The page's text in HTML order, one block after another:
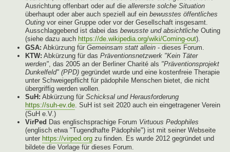
Ausrichtung offenbart oder auf die allererste solche Situation
überhaupt oder aber auch speziell auf ein bewusstes öffentliches
Outing vor einer Gruppe oder vor der Gesellschaft insgesamt.
Ausschlaggebend ist dabei das bewusste und absichtliche Outing
(siehe dazu auch https://de.wikipedia.org/wiki/Coming-out).
GSA: Abkürzung für Gemeinsam statt allein - dieses Forum.
KTW: Abkürzung für das Präventionsnetzwerk "Kein Täter
werden", das 2005 an der Berliner Charité als "Präventionsprojekt
Dunkelfeld" (PPD) gegründet wurde und eine kostenfreie Therapie
unter Schweigepflicht für pädophile Menschen bietet, die nicht
übergriffig werden wollen.
SuH: Abkürzung für Schicksal und Herausforderung
https://suh-ev.de. SuH ist seit 2020 auch ein eingetragener Verein
(SuH e.V.)
VirPed Das englischsprachige Forum Virtuous Pedophiles
(englisch etwa "Tugendhafte Pädophile") ist mit seiner Webseite
unter https://virped.org zu finden. Es wurde 2012 gegründet und
bildete die Vorlage für dieses Forum.